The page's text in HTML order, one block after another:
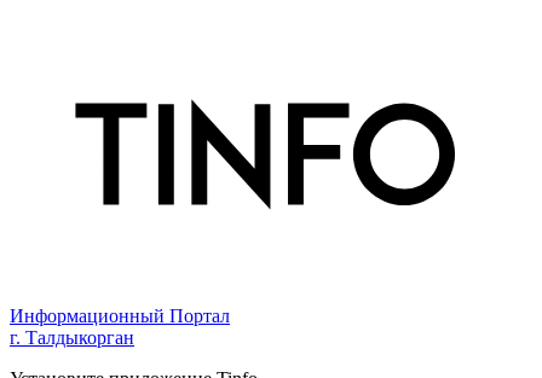
Информационный Портал
г. Талдыкорган